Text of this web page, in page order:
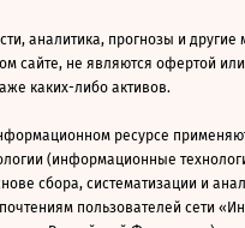
аналитика, прогнозы и
сайте, не являются офертой
каких-либо активов.
ресурсе
(информационные
сбора, систематизации и
пользователей сети